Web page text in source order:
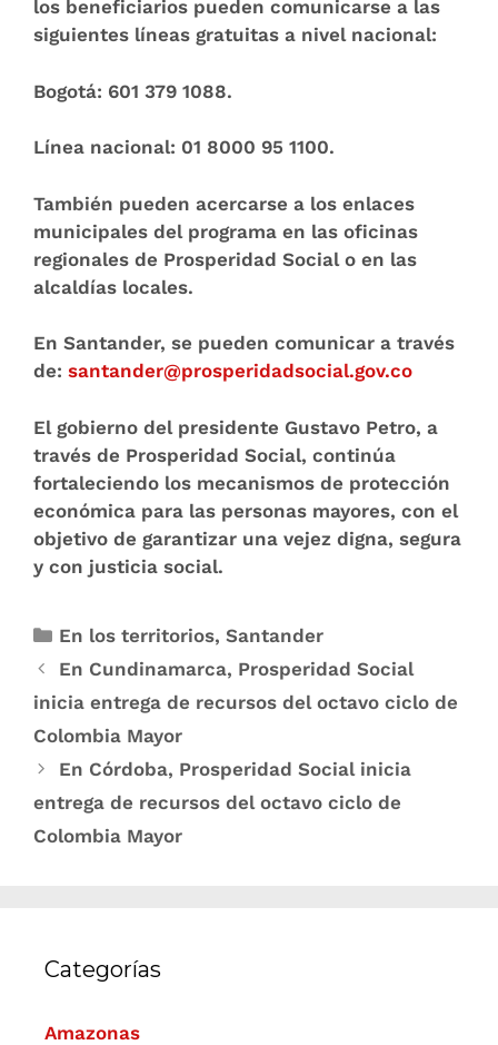
los beneficiarios pueden comunicarse a las
siguientes líneas gratuitas a nivel nacional:
Bogotá: 601 379 1088.
Línea nacional: 01 8000 95 1100.
También pueden acercarse a los enlaces
municipales del programa en las oficinas
regionales de Prosperidad Social o en las
alcaldías locales.
En Santander, se pueden comunicar a través
de: santander@prosperidadsocial.gov.co
El gobierno del presidente Gustavo Petro, a
través de Prosperidad Social, continúa
fortaleciendo los mecanismos de protección
económica para las personas mayores, con el
objetivo de garantizar una vejez digna, segura
y con justicia social.
En los territorios,Santander
En Cundinamarca, Prosperidad Social
inicia entrega de recursos del octavo ciclo de
Colombia Mayor
En Córdoba, Prosperidad Social inicia
entrega de recursos del octavo ciclo de
Colombia Mayor
Categorías
Amazonas